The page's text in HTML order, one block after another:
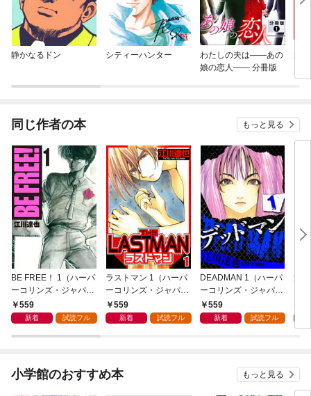
静かなるドン シティーハンター
わたしの夫は——あの
娘の恋人—— 分冊版
逃
同じ作者の本 もっと見る
BE FREE！ 1（ハーパ
ーコリンズ・ジャパン
×アルト出版）
559
新着 試読フル
ラストマン 1（ハーパ
ーコリンズ・ジャパン
×アルト出版）
559
新着 試読フル
DEADMAN 1（ハーパ
ーコリンズ・ジャパン
×アルト出版）
559
新着 試読フル
源
版）
小学館のおすすめ本 もっと見る